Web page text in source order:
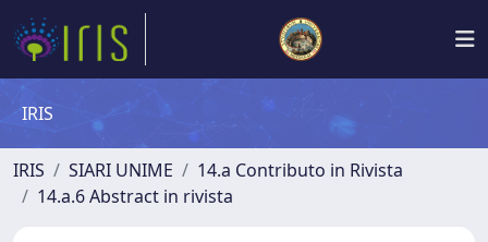
IRIS
IRIS SIARI UNIME
14.a Contributo in Rivista
14.a.6 Abstract in rivista